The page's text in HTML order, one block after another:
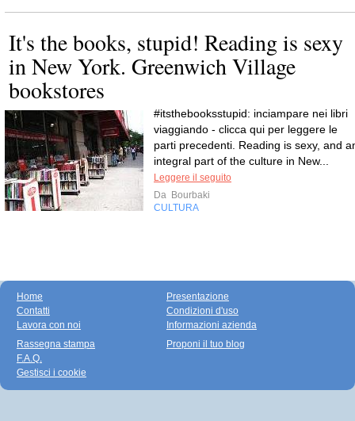
It's the books, stupid! Reading is sexy
in New York. Greenwich Village
bookstores
#itsthebooksstupid: inciampare nei libri
viaggiando - clicca qui per leggere le
parti precedenti. Reading is sexy, and
integral part of the culture in New...
Leggere il seguito
Da Bourbaki
CULTURA
Home
Contatti
Lavora con noi
Presentazione
Condizioni d'uso
Informazioni azienda
Rassegna stampa
F.A.Q.
Gestisci i cookie
Proponi il tuo blog